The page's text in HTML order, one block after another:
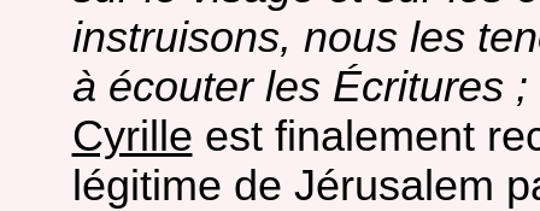
instruisons, nous les
à écouter les Écritures
Cyrille est finalement
légitime de Jérusalem